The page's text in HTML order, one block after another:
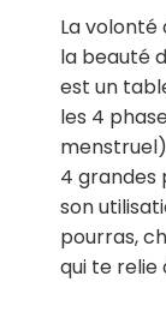
La volonté
la beauté
est un
les 4
4 grandes
son
pourras,
qui te relie